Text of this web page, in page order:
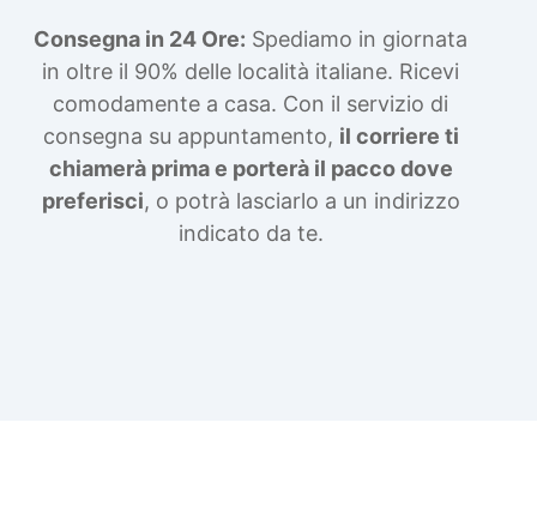
Consegna in 24 Ore: Spediamo in giornata
in oltre il 90% delle località italiane. Ricevi
comodamente a casa. Con il servizio di
consegna su appuntamento, il corriere ti
chiamerà prima e porterà il pacco dove
preferisci, o potrà lasciarlo a un indirizzo
indicato da te.